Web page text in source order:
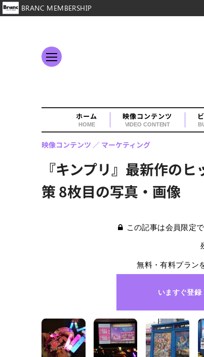
ホーム
HOME
映像コンテンツ
VIDEO CONTENT
『キンプリ』最新作の
策 8枚目の写真・画像
映像コンテンツ マーケティング
この記事は会員限定
無料・有料プラン
いますぐ登録
BRANC MEMBERSHIP